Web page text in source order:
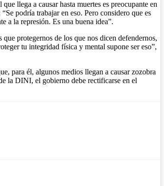
llega a causar hasta muertes es preocupante en
podría trabajar en eso. Pero considero que es
a la represión. Es una buena idea”.
protegernos de los que nos dicen defendernos,
tu integridad física y mental supone ser eso”,
para él, algunos medios llegan a causar zozobra
la DINI, el gobierno debe rectificarse en el